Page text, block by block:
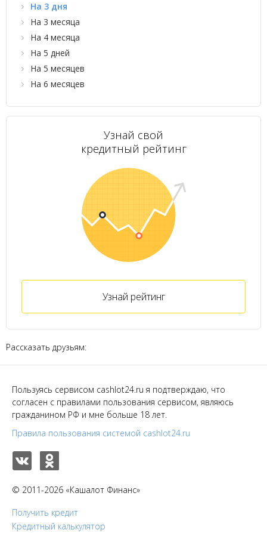
На 3 дня
На 3 месяца
На 4 месяца
На 5 дней
На 5 месяцев
На 6 месяцев
Узнай свой
кредитный рейтинг
Узнай рейтинг
Рассказать друзьям:
Пользуясь сервисом cashlot24.ru я подтверждаю, что
согласен с правилами пользования сервисом, являюсь
гражданином РФ и мне больше 18 лет.
Правила пользования системой cashlot24.ru
© 2011-2026 «Кашалот Финанс»
Получить кредит
Кредитный калькулятор